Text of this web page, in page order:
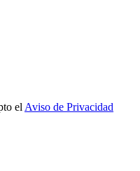
el Aviso de Privacidad